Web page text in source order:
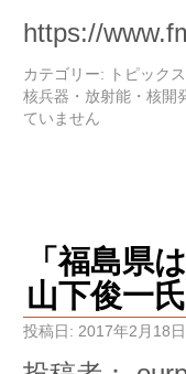
https://
カテゴリー:
トピックス
核兵器・放射能・核開
ていません
「福島県
山下俊一氏
投稿日: 2017年2月18日